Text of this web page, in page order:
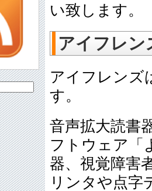
い致します。
アイフレン
アイフレンズ
す。
音声拡大読書
フトウェア「
器、視覚障害
リンタや点字